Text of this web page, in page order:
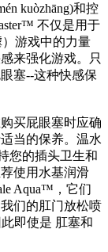
kuòzhāng)和控
不仅是用于
游戏中的力量
来强化游戏。只
塞--这种快感保
买屁眼塞时应确
当的保养。温水
您的插头卫生和
使用水基润滑
Aqua™，它们
们的肛门放松喷
即使是 肛塞和